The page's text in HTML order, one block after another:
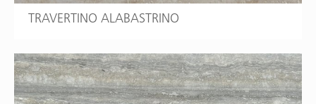
TRAVERTINO ALABASTRINO